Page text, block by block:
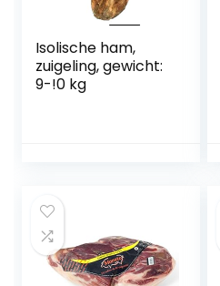
Isolische ham,
zuigeling, gewicht:
9-!0 kg